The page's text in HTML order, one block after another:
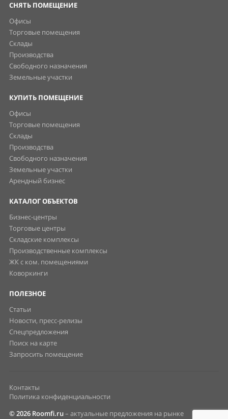
СНЯТЬ ПОМЕЩЕНИЕ
Офисы
Торговые помещения
Склады
Производства
Свободного назначения
Земельные участки
КУПИТЬ ПОМЕЩЕНИЕ
Офисы
Торговые помещения
Склады
Производства
Свободного назначения
Земельные участки
Арендный бизнес
КАТАЛОГ ОБЪЕКТОВ
Бизнес-центры
Торговые центры
Складские комплексы
Производственные комплексы
ЖК с ком. помещениями
Коворкинги
ПОЛЕЗНОЕ
Статьи
Новости, пресс-релизы
Спецпредложения
Поиск на карте
Запросить помещение
Контакты
Политика конфиденциальности
© 2026 Roomfi.ru– актуальные предложения на рынке